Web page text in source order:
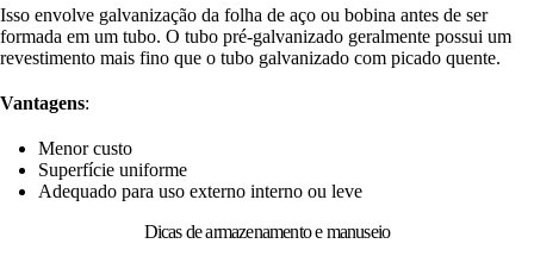
Isso envolve galvanização da folha de aço ou bobina antes de ser
formada em um tubo. O tubo pré-galvanizado geralmente possui um
revestimento mais fino que o tubo galvanizado com picado quente.
Vantagens:
Menor custo
Superfície uniforme
Adequado para uso externo interno ou leve
Dicas de armazenamento e manuseio